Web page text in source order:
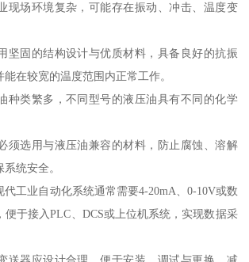
现场环境复杂，可能存在振动、冲击、温度变
坚固的结构设计与优质材料，具备良好的抗振
在较宽的温度范围内正常工作。
种类繁多，不同型号的液压油具有不同的化学
须选用与液压油兼容的材料，防止腐蚀、溶解
统安全。
工业自动化系统通常需要4-20mA、0-10V或数
便于接入PLC、DCS或上位机系统，实现数据采